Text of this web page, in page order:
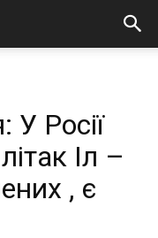
У Росії
Іл –
, є